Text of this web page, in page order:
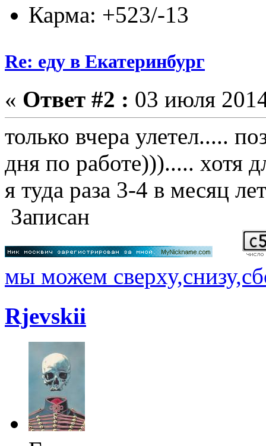
Карма: +523/-13
Re: еду в Екатеринбург
« Ответ #2 : 03 июля
только вчера улетел.....
дня по работе)))..... хотя
я туда раза 3-4 в месяц
Записан
мы можем
Rjevskii